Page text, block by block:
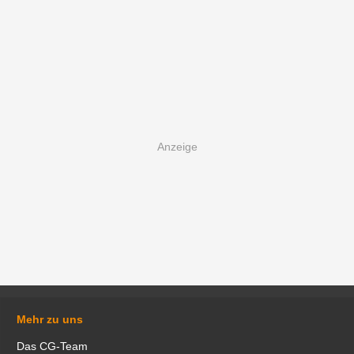
Mehr zu uns
Das CG-Team